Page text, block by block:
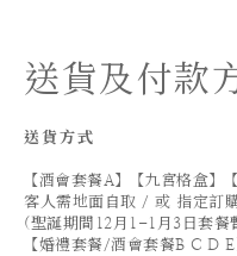
送貨及付款
送貨方式
【酒會套餐A】【九宮格盒
客人需地面自取 / 或 指定訂
(聖誕期間12月1-1月3日套餐
【婚禮套餐/酒會套餐B C D